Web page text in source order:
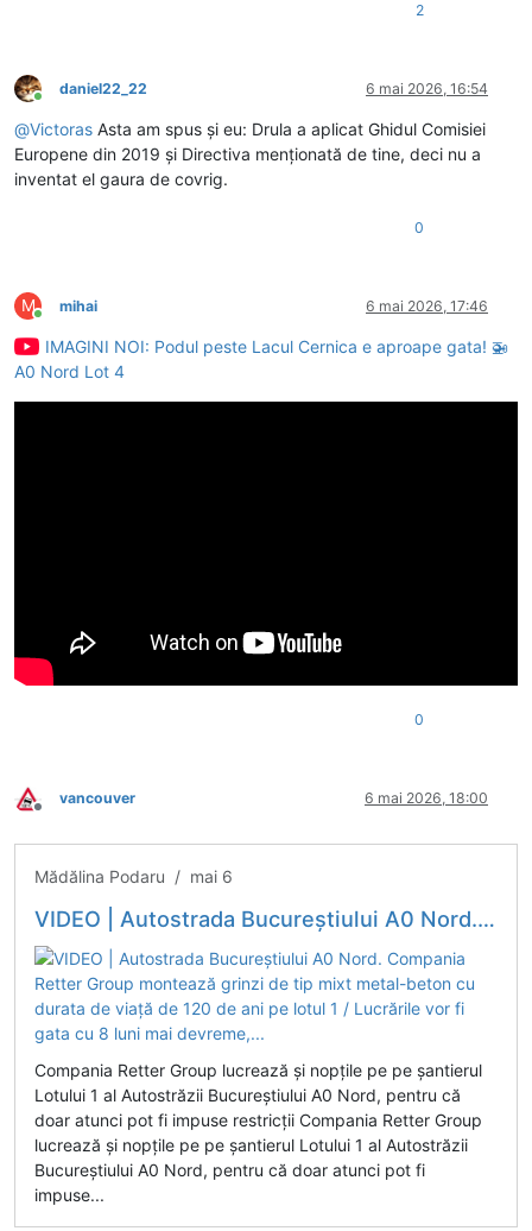
2
Conectat
daniel22_22 6 mai 2026, 16:54
@Victoras Asta am spus și eu: Drula a aplicat Ghidul Comisiei
Europene din 2019 și Directiva menționată de tine, deci nu a
inventat el gaura de covrig.
0
M
Conectat
mihai 6 mai 2026, 17:46
IMAGINI NOI: Podul peste Lacul Cernica e aproape gata! 🚁
A0 Nord Lot 4
0
Deconectat
vancouver 6 mai 2026, 18:00
Mădălina Podaru / mai 6
VIDEO | Autostrada Bucureștiului A0 Nord. Compania Retter Group montează grinzi de tip mixt metal-beton cu durata de viață de 120 de ani pe lotul 1 / Lucrările vor fi gata cu 8 luni mai devreme,...
Compania Retter Group lucrează și nopțile pe pe șantierul
Lotului 1 al Autostrăzii Bucureștiului A0 Nord, pentru că
doar atunci pot fi impuse restricții Compania Retter Group
lucrează și nopțile pe pe șantierul Lotului 1 al Autostrăzii
Bucureștiului A0 Nord, pentru că doar atunci pot fi
impuse...